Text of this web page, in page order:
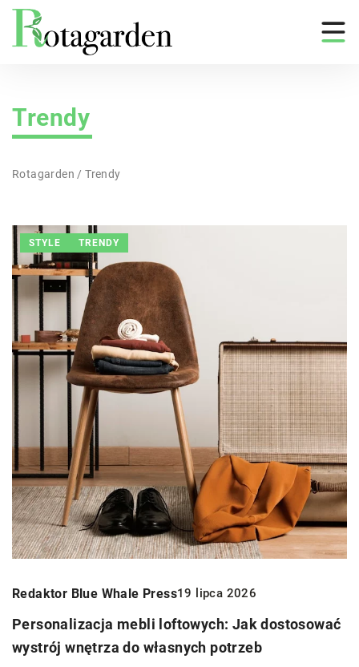
Trendy
Rotagarden /Trendy
STYLE TRENDY
Redaktor Blue Whale Press19 lipca 2026
Personalizacja mebli loftowych: Jak dostosować
wystrój wnętrza do własnych potrzeb